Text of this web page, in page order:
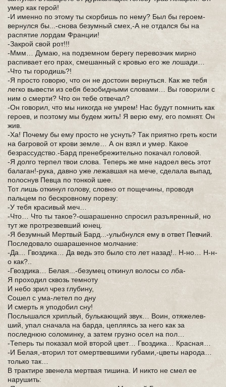
умер как герой!
-И именно по этому ты скорбишь по нему? Был бы героем-
вернулся бы...-снова безумный смех,-А не отдался бы на
распятие лордам Франции!
-Закрой свой рот!!!
-Ммм… Думаю, на подземном берегу перевозчик мирно
распивает его прах, смешанный с кровью его же лошади…
-Что ты городишь?!
-Я просто говорю, что он не достоин вернуться. Как же тебя
легко вывести из себя безобидными словами… Вы говорили с
ним о смерти? Что он тебе отвечал?
-Он говорил, что мы никогда не умрем! Нас будут помнить как
героев, и поэтому мы будем жить! Я верю ему, его помнят. Он
жив.
-Ха! Почему бы ему просто не уснуть? Так приятно греть кости
на багровой от крови земле… А он взял и умер. Какое
безрассудство.-Бард­ пренебрежительно покачал головой.
-Я долго терпел твои слова. Теперь же мне надоел весь этот
балаган!-рука, давно­ уже лежавшая на мече, сделала выпад,
полоснув Певца по тонкой шее.
Тот лишь откинул голову, словно от пощечины, проводя
пальцем по бескровному порезу:
-У тебя красивый меч…
-Что… Что ты такое?-ошарашенно спросил разъяренный, но
тут же протрезвевший юнец.
-Я безумный Мертвый Бард...-улыбнулся ему в ответ Певчий.
Последовало ошарашенное молчание:
-Да… Гвоздика… Да­ ведь это было сто лет назад!.. Н-но… Н-н­
о как?..
-Гвоздика… Белая..­.-безумец откинул волосы со лба-
Я проходил сквозь темноту
И небо зрил чрез глубину,
Сошел с ума-летел по дну
И смерть я уподобил сну!
Послышался хриплый, булькающий звук… Воин, отяжелев­
ший, упал сначала на барда, цепляясь за него как за
последнюю соломинку, а затем грузно осел на пол…
-Теперь ты показал мой второй цвет… Гвоздика… К­расная…
-И Белая,-вторил тот омертвевшими губами,-цветы народа…
только так…
В трактире звенела мертвая тишина. И никто не смел ее
нарушить: